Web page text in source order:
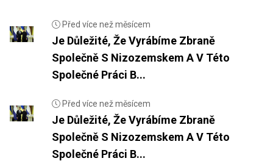
Před více než měsícem
Je Důležité, Že Vyrábíme Zbraně
Společně S Nizozemskem A V Této
Společné Práci B...
Před více než měsícem
Je Důležité, Že Vyrábíme Zbraně
Společně S Nizozemskem A V Této
Společné Práci B...